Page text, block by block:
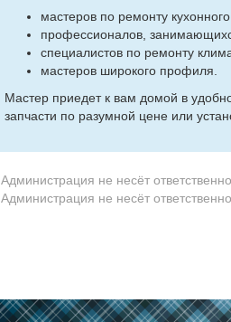
мастеров по ремонту
профессионалов,
специалистов по ремонту
мастеров широкого профиля.
Мастер приедет к вам домой в
запчасти по разумной цене или
Администрация не несёт
Администрация не несёт